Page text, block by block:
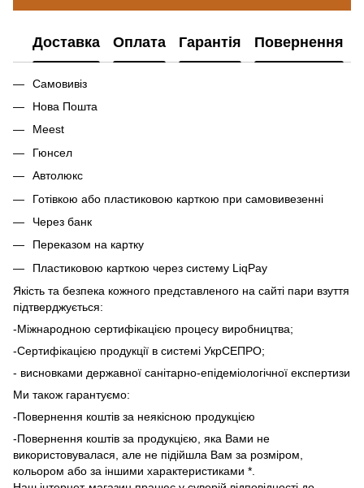
Доставка Оплата Гарантія Повернення
Самовивіз
Нова Пошта
Meest
Гюнсел
Автолюкс
Готівкою або пластиковою карткою при самовивезенні
Через банк
Переказом на картку
Пластиковою карткою через систему LiqPay
Якість та безпека кожного представленого на сайті пари взуття
підтверджується:
-Міжнародною сертифікацією процесу виробництва;
-Сертифікацією продукції в системі УкрСЕПРО;
- висновками державної санітарно-епідеміологічної експертизи
Ми також гарантуємо:
-Повернення коштів за неякісною продукцією
-Повернення коштів за продукцією, яка Вами не
використовувалася, але не підійшла Вам за розміром,
кольором або за іншими характеристиками *.